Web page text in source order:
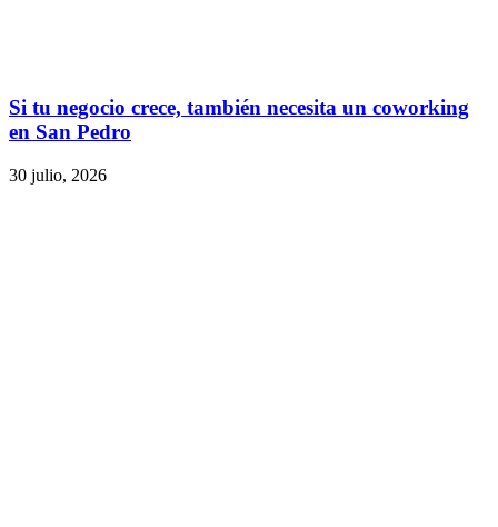
Si tu negocio crece, también necesita un coworking
en San Pedro
30 julio, 2026